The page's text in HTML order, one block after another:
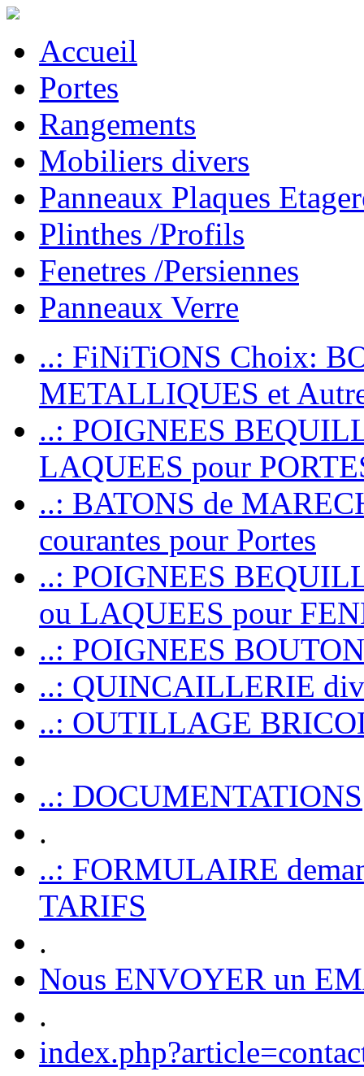
Accueil
Portes
Rangements
Mobiliers divers
Panneaux Plaques
Plinthes /Profils
Fenetres /Persiennes
Panneaux Verre
..: FiNiTiONS Choix:
METALLIQUES et
..: POIGNEES
LAQUEES pour
..: BATONS de
courantes pour Portes
..: POIGNEES
ou LAQUEES pour
..: POIGNEES
..: QUINCAILLERIE
..: OUTILLAGE
..: DOCUMENTATIONS
.
..: FORMULAIRE
TARIFS
.
Nous ENVOYER un
.